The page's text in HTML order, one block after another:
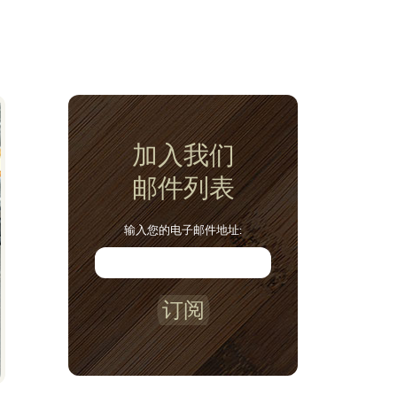
加入我们
邮件列表
输入您的电子邮件地址:
订阅